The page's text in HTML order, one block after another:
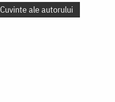
Cuvinte ale autorului